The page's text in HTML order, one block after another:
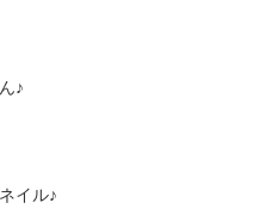
♪
イル♪